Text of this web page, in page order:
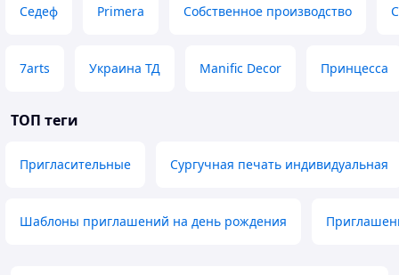
Седеф Primera Собственное производство
7arts Украина ТД Manific Decor Принцесса
ТОП теги
Пригласительные Сургучная печать индивидуальная
Шаблоны приглашений на день рождения